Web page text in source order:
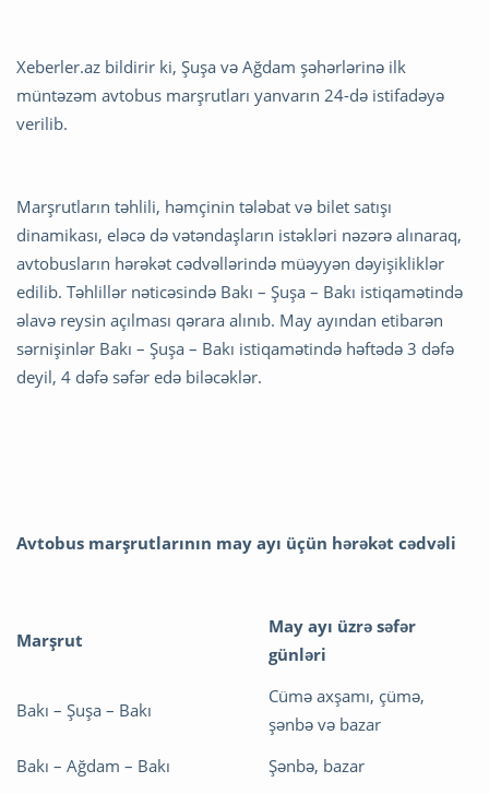
Xeberler.az bildirir ki, Şuşa və Ağdam şəhərlərinə ilk
müntəzəm avtobus marşrutları yanvarın 24-də istifadəyə
verilib.
Marşrutların təhlili, həmçinin tələbat və bilet satışı
dinamikası, eləcə də vətəndaşların istəkləri nəzərə alınaraq,
avtobusların hərəkət cədvəllərində müəyyən dəyişikliklər
edilib. Təhlillər nəticəsində Bakı – Şuşa – Bakı istiqamətində
əlavə reysin açılması qərara alınıb. May ayından etibarən
sərnişinlər Bakı – Şuşa – Bakı istiqamətində həftədə 3 dəfə
deyil, 4 dəfə səfər edə biləcəklər.
Avtobus marşrutlarının may ayı üçün hərəkət cədvəli
Marşrut
May ayı üzrə səfər
günləri
Bakı – Şuşa – Bakı
Cümə axşamı, çümə,
şənbə və bazar
Bakı – Ağdam – Bakı
Şənbə, bazar